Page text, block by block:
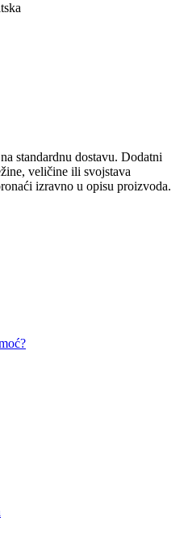
standardnu ​​dostavu. Dodatni
veličine ili svojstava
izravno u opisu proizvoda.